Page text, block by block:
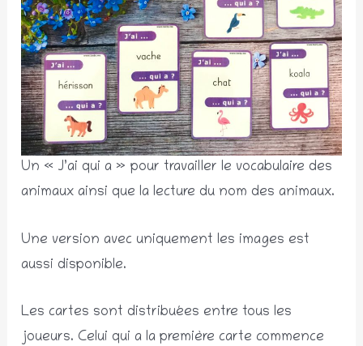
Un « J’ai qui a » pour travailler le vocabulaire des
animaux ainsi que la lecture du nom des animaux.
Une version avec uniquement les images est
aussi disponible.
Les cartes sont distribuées entre tous les
joueurs. Celui qui a la première carte commence